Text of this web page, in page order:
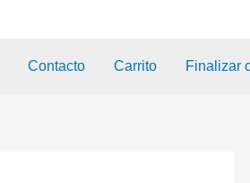
Contacto Carrito Finalizar